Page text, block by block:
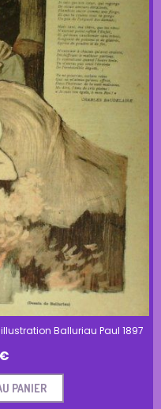
Balluriau Paul 1897
€
PANIER